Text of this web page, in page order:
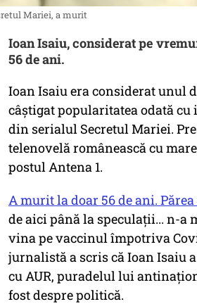
Mariei, a murit
Ioan Isaiu, considerat pe
56 de ani.
Ioan Isaiu era considerat unul
câștigat popularitatea odată
din serialul Secretul Mariei.
telenovelă românească cu
postul Antena 1.
A murit la doar 56 de ani.
de aici până la speculații... n-a
vina pe vaccinul împotriva
jurnalistă a scris că Ioan Isaiu
cu AUR, puradelul lui
fost despre politică.